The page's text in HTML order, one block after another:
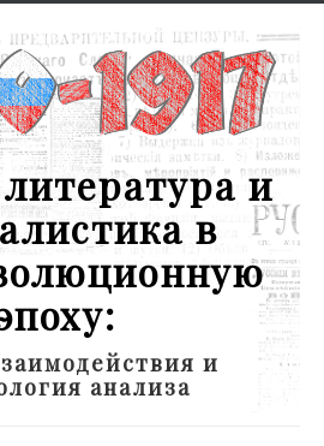
и
в
и
анализа